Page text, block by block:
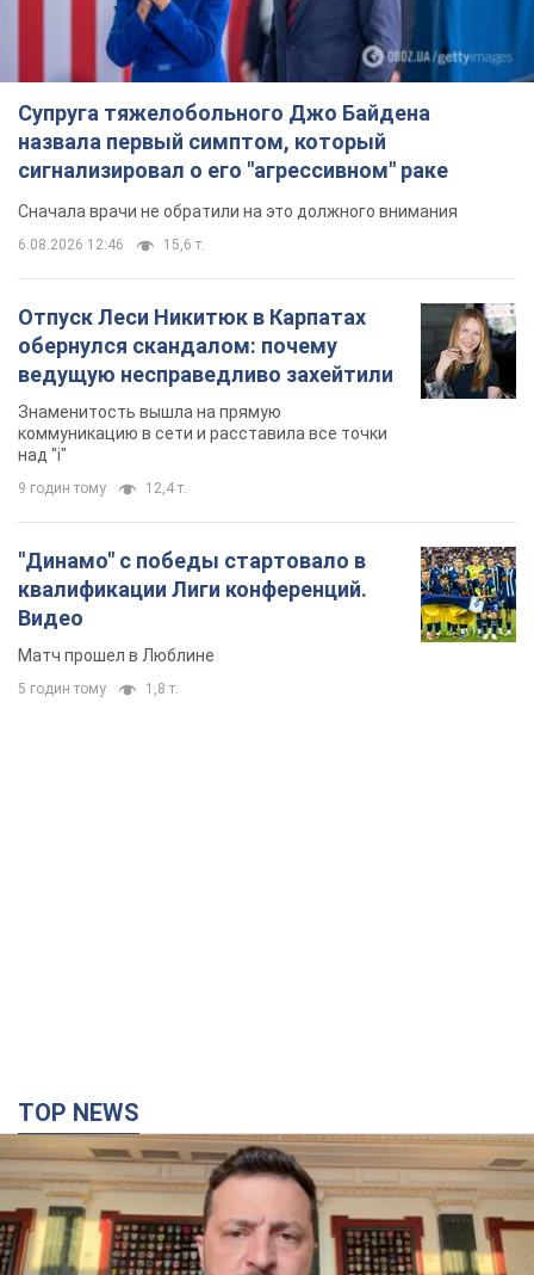
Супруга тяжелобольного Джо Байдена
назвала первый симптом, который
сигнализировал о его "агрессивном" раке
Сначала врачи не обратили на это должного внимания
6.08.2026 12:46 15,6 т.
Отпуск Леси Никитюк в Карпатах
обернулся скандалом: почему
ведущую несправедливо захейтили
Знаменитость вышла на прямую
коммуникацию в сети и расставила все точки
над "i"
9 годин тому 12,4 т.
"Динамо" с победы стартовало в
квалификации Лиги конференций.
Видео
Матч прошел в Люблине
5 годин тому 1,8 т.
TOP NEWS